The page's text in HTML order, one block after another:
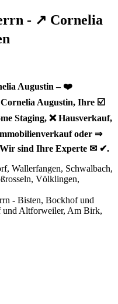
Augustin – ❤️
Augustin, Ihre ☑️
Staging, ❌ Hausverkauf,
oder ⇒
sind Ihre Experte ✉ ✔.